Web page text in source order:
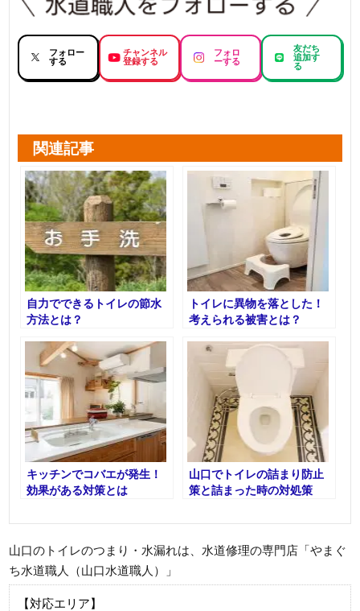
フォロー
する
チャンネル
登録する
フォロ
ーする
友だち
追加す
る
関連記事
自力でできるトイレの節水
方法とは？
トイレに異物を落とした！
考えられる被害とは？
キッチンでコバエが発生！
効果がある対策とは
山口でトイレの詰まり防止
策と詰まった時の対処策
山口のトイレのつまり・水漏れは、水道修理の専門店「やまぐ
ち水道職人（山口水道職人）」
【対応エリア】